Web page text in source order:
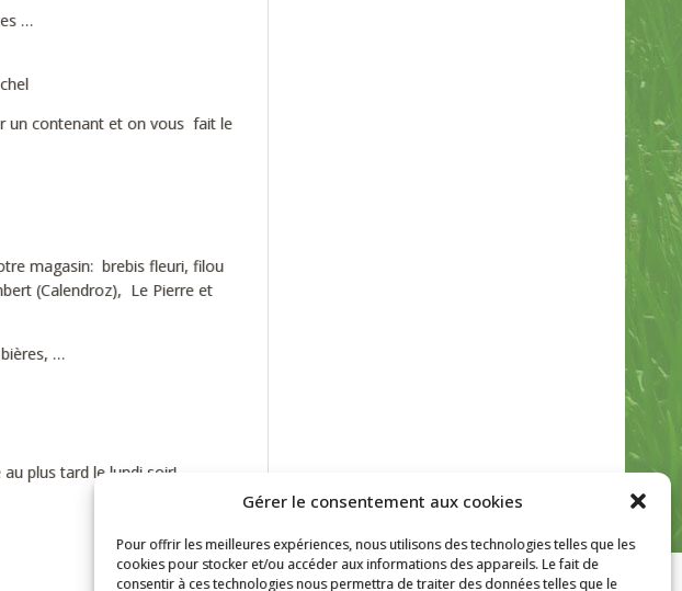
Gérer le consentement aux cookies
Pour offrir les meilleures expériences, nous utilisons des technologies telles que les
cookies pour stocker et/ou accéder aux informations des appareils. Le fait de
consentir à ces technologies nous permettra de traiter des données telles que le
…
un contenant et on vous fait le
magasin: brebis fleuri, filou
(Calendroz), Le Pierre et
…
plus tard le lundi soir!